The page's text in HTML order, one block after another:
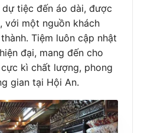
tiệc đến áo dài, được
với một nguồn khách
Tiệm luôn cập nhật
đại, mang đến cho
kì chất lượng, phong
gian tại Hội An.